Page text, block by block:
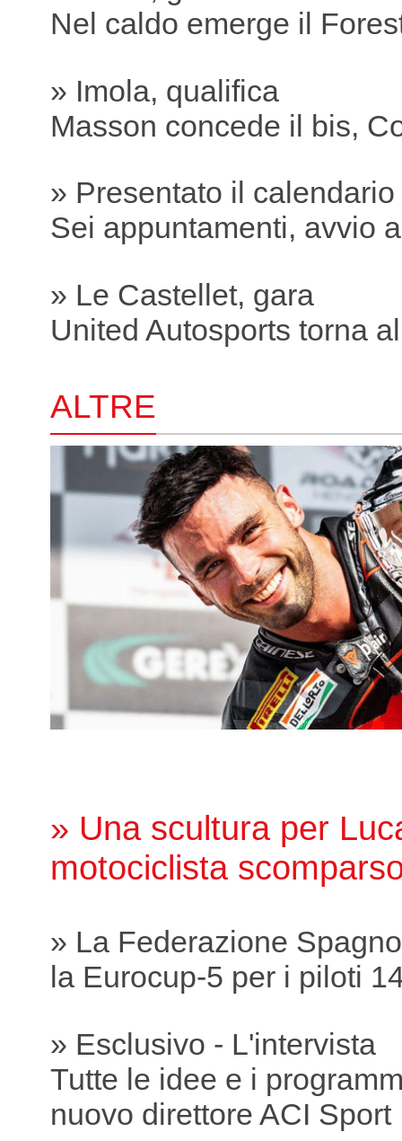
Nel caldo emerge il
» Imola, qualifica
Masson concede il bis,
» Presentato il
Sei appuntamenti, avvio
» Le Castellet, gara
United Autosports torna
ALTRE
» Una scultura per
motociclista
» La Federazione
la Eurocup-5 per i piloti
» Esclusivo - L'intervista
Tutte le idee e i
nuovo direttore ACI Sport